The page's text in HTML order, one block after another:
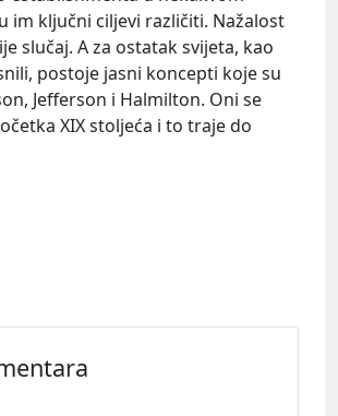
im ključni ciljevi različiti. Nažalost
slučaj. A za ostatak svijeta, kao
postoje jasni koncepti koje su
Jefferson i Halmilton. Oni se
XIX stoljeća i to traje do